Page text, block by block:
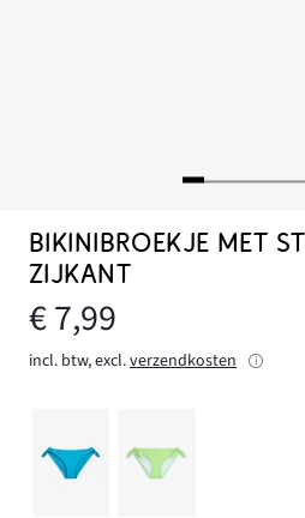
BIKINIBROEKJE MET
ZIJKANT
€ 7,99
incl. btw, excl.verzendkosten